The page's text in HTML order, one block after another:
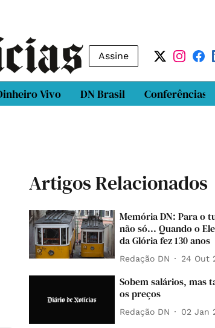
Assine
Vivo DN Brasil Conferências
Artigos Relacionados
Memória DN: Para o
não só... Quando o
da Glória fez 130 anos
Redação DN 24 Out
Sobem salários, mas
os preços
Redação DN 02 Jan